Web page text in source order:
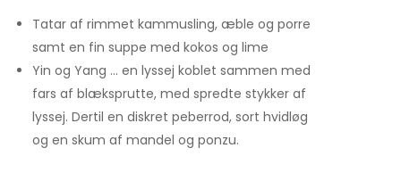
Tatar af rimmet kammusling, æble og porre
samt en fin suppe med kokos og lime
Yin og Yang … en lyssej koblet sammen med
fars af blæksprutte, med spredte stykker af
lyssej. Dertil en diskret peberrod, sort hvidløg
og en skum af mandel og ponzu.